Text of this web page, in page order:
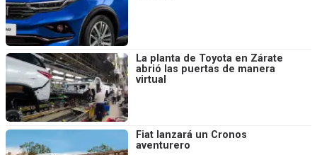
La planta de Toyota en Zárate
abrió las puertas de manera
virtual
Fiat lanzará un Cronos
aventurero